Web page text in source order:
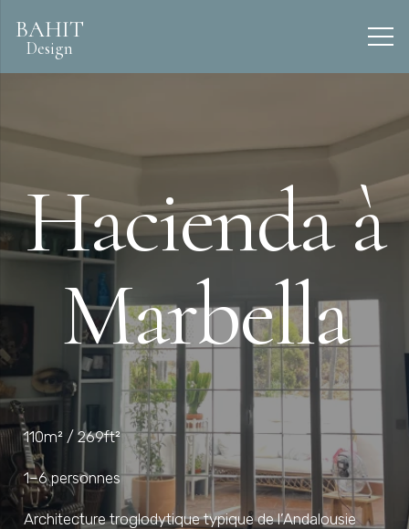
BAHIT
Design
Hacienda à
Marbella
110m² / 269ft²
1–6 personnes
Architecture troglodytique typique de l’Andalousie